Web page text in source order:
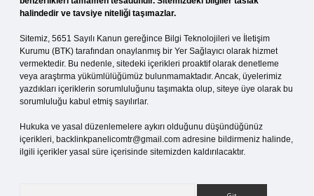
halindedir ve tavsiye niteliği taşımazlar.
Sitemiz, 5651 Sayılı Kanun gereğince Bilgi Teknolojileri ve İletişim
Kurumu (BTK) tarafından onaylanmış bir Yer Sağlayıcı olarak hizmet
vermektedir. Bu nedenle, sitedeki içerikleri proaktif olarak denetleme
veya araştırma yükümlülüğümüz bulunmamaktadır. Ancak, üyelerimiz
yazdıkları içeriklerin sorumluluğunu taşımakta olup, siteye üye olarak bu
sorumluluğu kabul etmiş sayılırlar.
Hukuka ve yasal düzenlemelere aykırı olduğunu düşündüğünüz
içerikleri, backlinkpanelicomtr@gmail.com adresine bildirmeniz halinde,
ilgili içerikler yasal süre içerisinde sitemizden kaldırılacaktır.